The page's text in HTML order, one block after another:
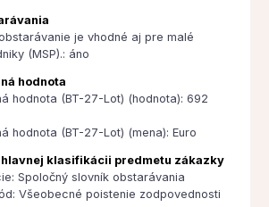
je vhodné aj pre malé
(MSP).: áno
hodnota
hodnota (BT-27-Lot) (hodnota): 692
hodnota (BT-27-Lot) (mena): Euro
hlavnej klasifikácii predmetu zákazky
Spoločný slovník obstarávania
Všeobecné poistenie zodpovednosti